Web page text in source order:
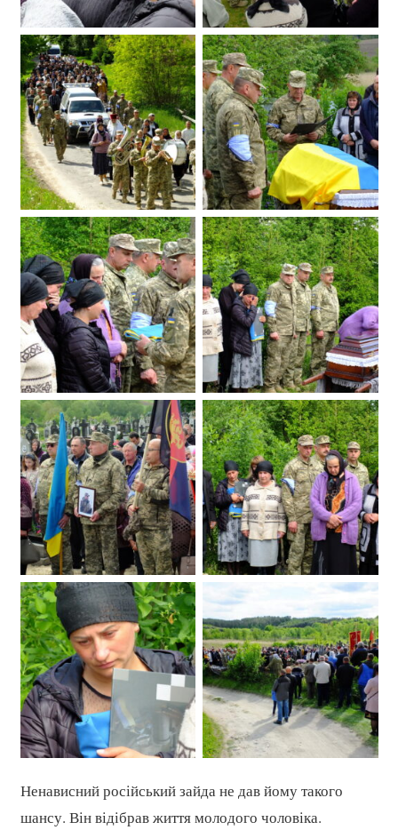
Ненависний російський зайда не дав йому такого
шансу. Він відібрав життя молодого чоловіка.